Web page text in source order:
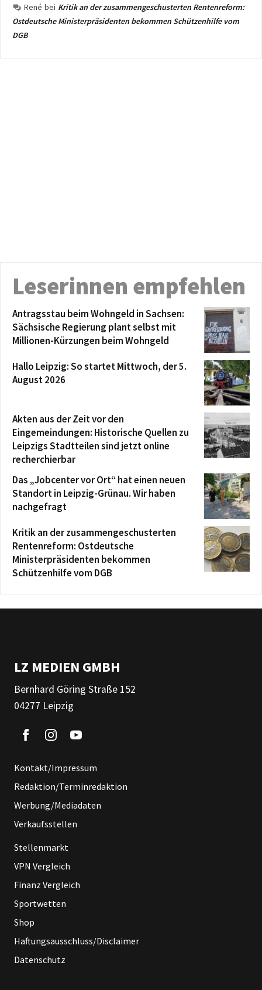
René bei Kritik an der zusammengeschusterten Rentenreform:
Ostdeutsche Ministerpräsidenten bekommen Schützenhilfe vom
DGB
Leserinnen empfehlen
Antragsstau beim Wohngeld in Sachsen:
Sächsische Regierung plant selbst mit
Millionen-Kürzungen beim Wohngeld
Hallo Leipzig: So startet Mittwoch, der 5.
August 2026
Akten aus der Zeit vor den
Eingemeindungen: Historische Quellen zu
Leipzigs Stadtteilen sind jetzt online
recherchierbar
Das „Jobcenter vor Ort“ hat einen neuen
Standort in Leipzig-Grünau. Wir haben
nachgefragt
Kritik an der zusammengeschusterten
Rentenreform: Ostdeutsche
Ministerpräsidenten bekommen
Schützenhilfe vom DGB
LZ MEDIEN GMBH
Bernhard Göring Straße 152
04277 Leipzig
Kontakt/Impressum
Redaktion/Terminredaktion
Werbung/Mediadaten
Verkaufsstellen
Stellenmarkt
VPN Vergleich
Finanz Vergleich
Sportwetten
Shop
Haftungsausschluss/Disclaimer
Datenschutz